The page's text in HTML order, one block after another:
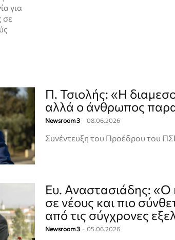
για
σε
Π. Τσιολής: «Η
αλλά ο άνθρωπος
Newsroom 3 - 08.06.2026
Συνέντευξη του Προέδρου του
Ευ. Αναστασιάδης: «Ο
σε νέους και πιο
από τις σύγχρονες
Newsroom 3 - 05.06.2026